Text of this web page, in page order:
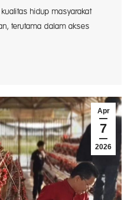
hidup masyarakat
terutama dalam akses
Apr
7
2026